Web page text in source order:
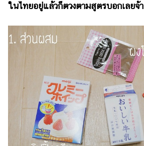
วา
ไร
ตี้
และ
สัตว์
เลี้ยง
ในไทยอยู่แล้วก็ตวงตามสูตรบอกเลยจ้า